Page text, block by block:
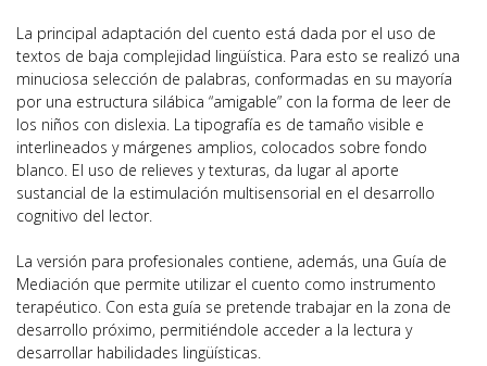
La principal adaptación del cuento está dada por el uso de
textos de baja complejidad lingüística. Para esto se realizó una
minuciosa selección de palabras, conformadas en su mayoría
por una estructura silábica “amigable” con la forma de leer de
los niños con dislexia. La tipografía es de tamaño visible e
interlineados y márgenes amplios, colocados sobre fondo
blanco. El uso de relieves y texturas, da lugar al aporte
sustancial de la estimulación multisensorial en el desarrollo
cognitivo del lector.
La versión para profesionales contiene, además, una Guía de
Mediación que permite utilizar el cuento como instrumento
terapéutico. Con esta guía se pretende trabajar en la zona de
desarrollo próximo, permitiéndole acceder a la lectura y
desarrollar habilidades lingüísticas.